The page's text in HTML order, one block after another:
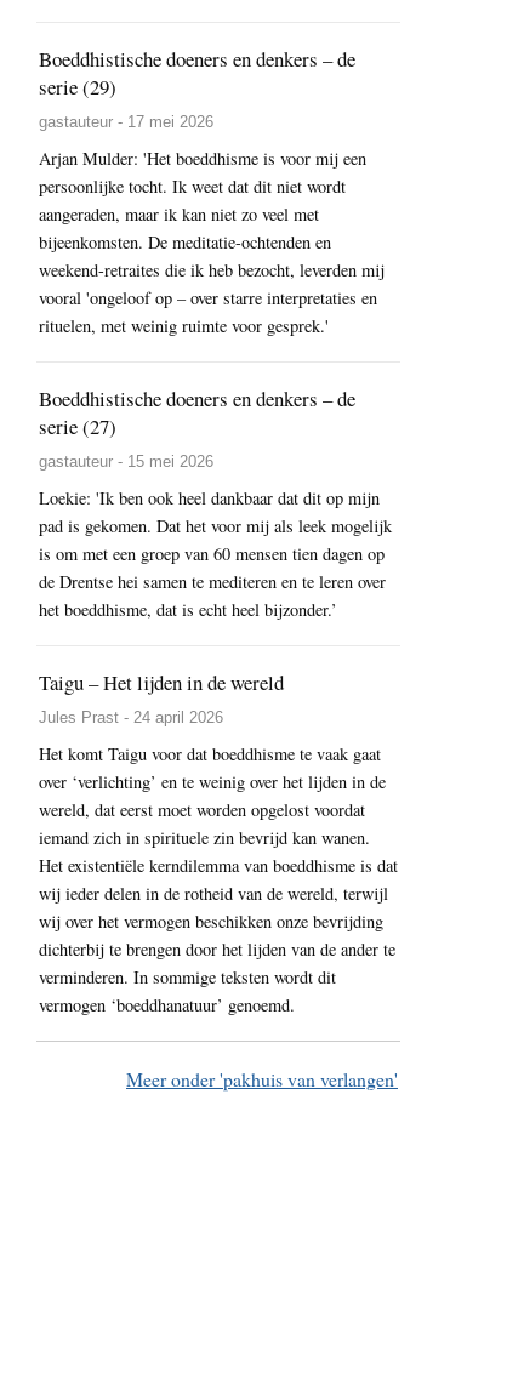
Boeddhistische doeners en denkers – de
serie (29)
gastauteur - 17 mei 2026
Arjan Mulder: 'Het boeddhisme is voor mij een
persoonlijke tocht. Ik weet dat dit niet wordt
aangeraden, maar ik kan niet zo veel met
bijeenkomsten. De meditatie-ochtenden en
weekend-retraites die ik heb bezocht, leverden mij
vooral 'ongeloof op – over starre interpretaties en
rituelen, met weinig ruimte voor gesprek.'
Boeddhistische doeners en denkers – de
serie (27)
gastauteur - 15 mei 2026
Loekie: 'Ik ben ook heel dankbaar dat dit op mijn
pad is gekomen. Dat het voor mij als leek mogelijk
is om met een groep van 60 mensen tien dagen op
de Drentse hei samen te mediteren en te leren over
het boeddhisme, dat is echt heel bijzonder.’
Taigu – Het lijden in de wereld
Jules Prast - 24 april 2026
Het komt Taigu voor dat boeddhisme te vaak gaat
over ‘verlichting’ en te weinig over het lijden in de
wereld, dat eerst moet worden opgelost voordat
iemand zich in spirituele zin bevrijd kan wanen.
Het existentiële kerndilemma van boeddhisme is dat
wij ieder delen in de rotheid van de wereld, terwijl
wij over het vermogen beschikken onze bevrijding
dichterbij te brengen door het lijden van de ander te
verminderen. In sommige teksten wordt dit
vermogen ‘boeddhanatuur’ genoemd.
Meer onder 'pakhuis van verlangen'